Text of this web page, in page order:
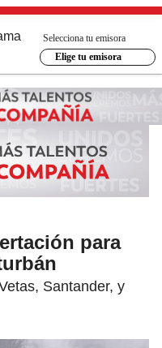
Selecciona tu emisora
Elige tu emisora
para
Santander, y